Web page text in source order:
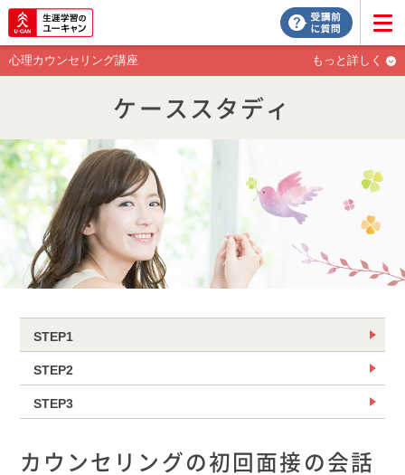
心理カウンセリング講座 もっと詳しく
ケーススタディ
STEP1
STEP2
STEP3
カウンセリングの初回面接の会話